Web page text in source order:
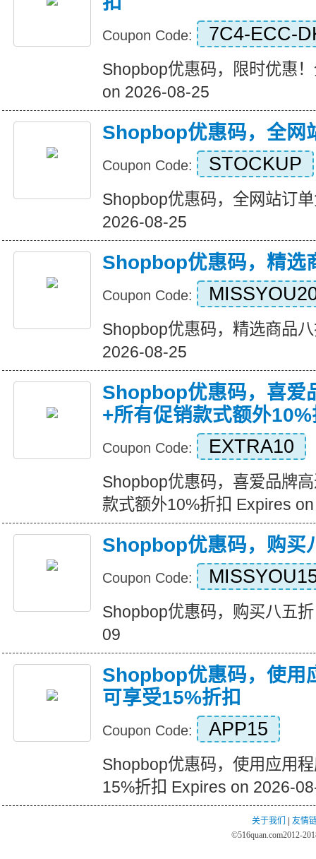
Coupon Code: 7C4-ECC-
Shopbop优惠码，限时优惠
on 2026-08-25
Shopbop优惠码，全网
Coupon Code: STOCKUP
Shopbop优惠码，全网站订
2026-08-25
Shopbop优惠码，精选
Coupon Code:
Shopbop优惠码，精选商品
2026-08-25
Shopbop优惠码，喜爱
+所有促销款式额外
Coupon Code: EXTRA10
Shopbop优惠码，喜爱品牌
款式额外10%折扣 Expires
Shopbop优惠码，购买
Coupon Code:
Shopbop优惠码，购买八五
09
Shopbop优惠码，使用
可享受15%折扣
Coupon Code: APP15
Shopbop优惠码，使用应用
15%折扣 Expires on 2026-
关于我们
友情
©516quan.com2012-